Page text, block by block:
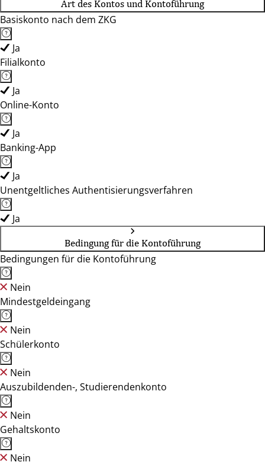
Art des Kontos und Kontoführung
Basiskonto nach dem ZKG
Ja
Filialkonto
Ja
Online-Konto
Ja
Banking-App
Ja
Unentgeltliches Authentisierungsverfahren
Ja
Bedingung für die Kontoführung
Bedingungen für die Kontoführung
Nein
Mindestgeldeingang
Nein
Schülerkonto
Nein
Auszubildenden-, Studierendenkonto
Nein
Gehaltskonto
Nein